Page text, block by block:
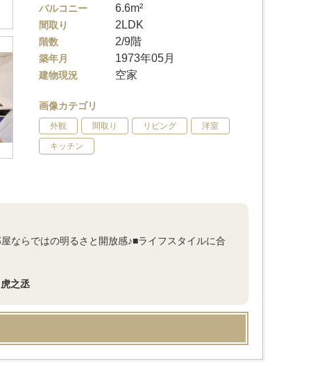
バルコニー 6.6m²
間取り 2LDK
階数 2/9階
築年月 1973年05月
建物現況 空家
画像カテゴリ
外観 間取り リビング 洋室
キッチン
ならではの明るさと開放感♪■ライフスタイルに合
之丞